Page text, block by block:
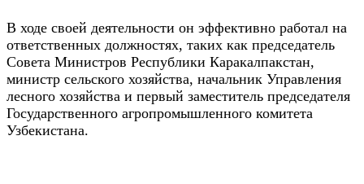
В ходе своей деятельности он эффективно работал на
ответственных должностях, таких как председатель
Совета Министров Республики Каракалпакстан,
министр сельского хозяйства, начальник Управления
лесного хозяйства и первый заместитель председателя
Государственного агропромышленного комитета
Узбекистана.